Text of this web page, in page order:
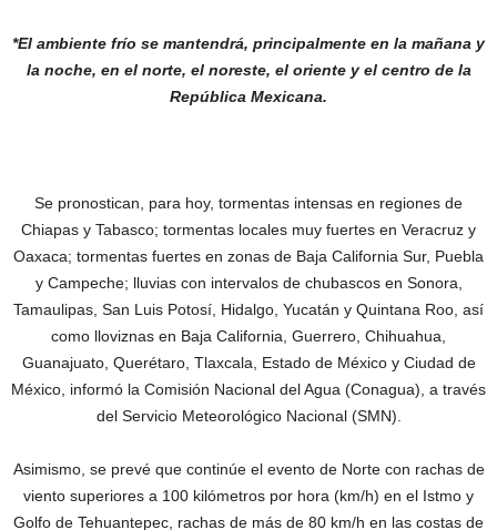
*El ambiente frío se mantendrá, principalmente en la mañana y
la noche, en el norte, el noreste, el oriente y el centro de la
República Mexicana.
Se pronostican, para hoy, tormentas intensas en regiones de
Chiapas y Tabasco; tormentas locales muy fuertes en Veracruz y
Oaxaca; tormentas fuertes en zonas de Baja California Sur, Puebla
y Campeche; lluvias con intervalos de chubascos en Sonora,
Tamaulipas, San Luis Potosí, Hidalgo, Yucatán y Quintana Roo, así
como lloviznas en Baja California, Guerrero, Chihuahua,
Guanajuato, Querétaro, Tlaxcala, Estado de México y Ciudad de
México, informó la Comisión Nacional del Agua (Conagua), a través
del Servicio Meteorológico Nacional (SMN).
Asimismo, se prevé que continúe el evento de Norte con rachas de
viento superiores a 100 kilómetros por hora (km/h) en el Istmo y
Golfo de Tehuantepec, rachas de más de 80 km/h en las costas de